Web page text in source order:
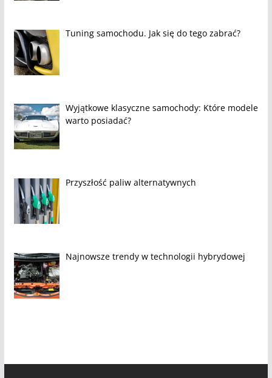
Tuning samochodu. Jak się do tego zabrać?
Wyjątkowe klasyczne samochody: Które modele
warto posiadać?
Przyszłość paliw alternatywnych
Najnowsze trendy w technologii hybrydowej